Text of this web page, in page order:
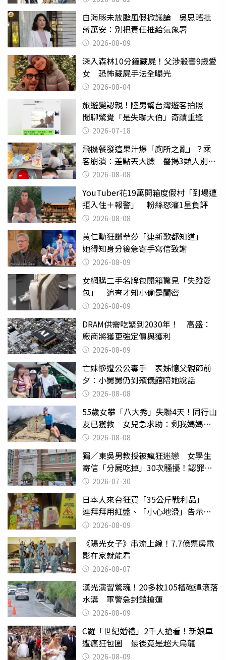
白海豚未放颱風假掀議論 吳思瑤批
蔣萬安：別把責任推給氣象署
2026-08-09
深入森林10分鐘藏屍！父涉殺害9歲愛
女 恐怖藏屍手法全曝光
2026-08-04
旅遊變認親！陸男幫台灣遊客拍照
閒聊驚覺「是失聯大伯」奇蹟重逢
2026-07-18
飛機餐發這果汁爆「廁所之亂」？乘
客崩潰：差點丟大臉 醫揭3類人別亂
喝 2026-08-08
YouTuber花19萬開箱度假村「到場遭
拒入住＋報警」 粉絲怒灌1星負評
2026-08-08
黃仁勳狂讚華莎「連新歌都知道」
她得知身分後急寄手寫信致謝
2026-08-09
女網購二手名牌包開箱驚見「失蹤愛
包」 追查才知小偷是閨密
2026-08-09
DRAM供需吃緊到2030年！ 高盛：
廠商將獲更強定價與獲利
2026-08-09
亡妹慘遭公公毒手 表姊憶父親節前
夕：小舅舅仍到殯儀館陪她說話
2026-08-08
55歲女攀「八大秀」失聯4天！同行山
友已獲救 女兒急求助：剩我媽媽還
沒找到
2026-08-08
獨／東吳男教授被瘋狂迷戀 女學生
寄信「分屍吃掉」30次騷擾！認罪免
關 2026-07-30
日本人來台狂買「35公斤戰利品」
連拜拜用紅盤、「小心地滑」告示牌
也帶回家
2026-08-09
《陽光女子》串流上線！7.7億票房電
影在家就能看
2026-08-07
漢光演習驚魂！20多枚105榴砲彈滾落
水溝 軍警急封鎖搶運
2026-08-09
C羅「世紀婚禮」2千人搶看！新娘車
遭瘋狂包圍 最後竟是超大烏龍
2026-08-09